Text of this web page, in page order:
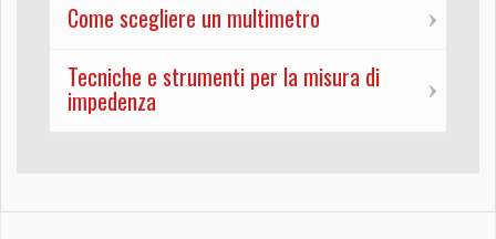
Come scegliere un multimetro
Tecniche e strumenti per la misura di
impedenza